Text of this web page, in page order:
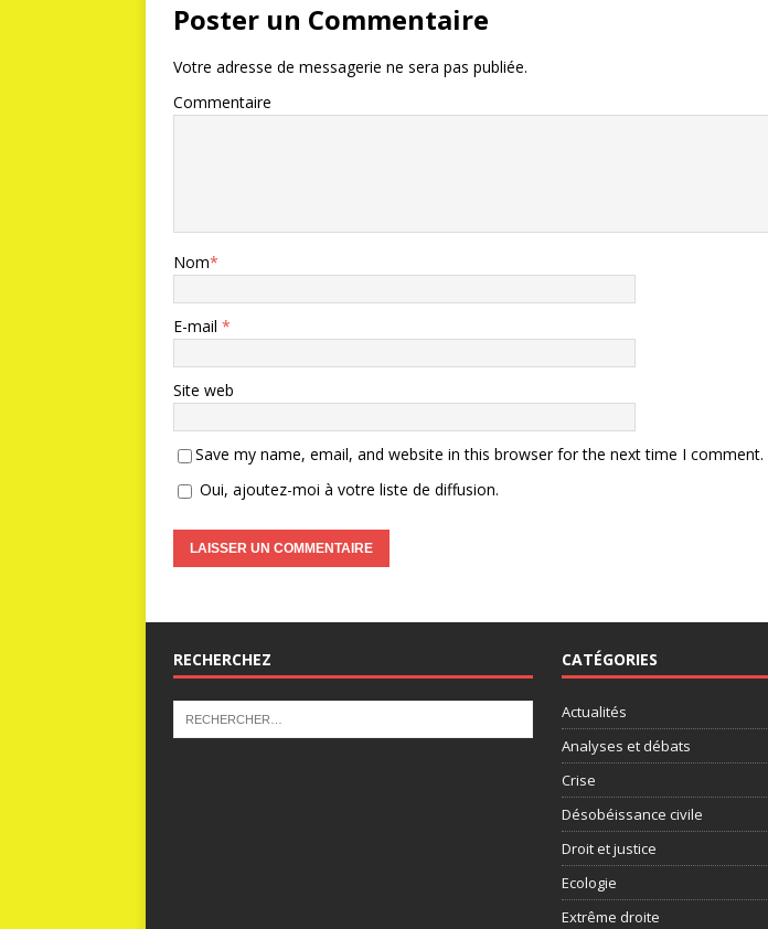
Poster un Commentaire
Votre adresse de messagerie ne sera pas publiée.
Commentaire
Nom*
E-mail *
Site web
Save my name, email, and website in this browser for the next time I comment.
Oui, ajoutez-moi à votre liste de diffusion.
RECHERCHEZ CATÉGORIES
Actualités
Analyses et débats
Crise
Désobéissance civile
Droit et justice
Ecologie
Extrême droite